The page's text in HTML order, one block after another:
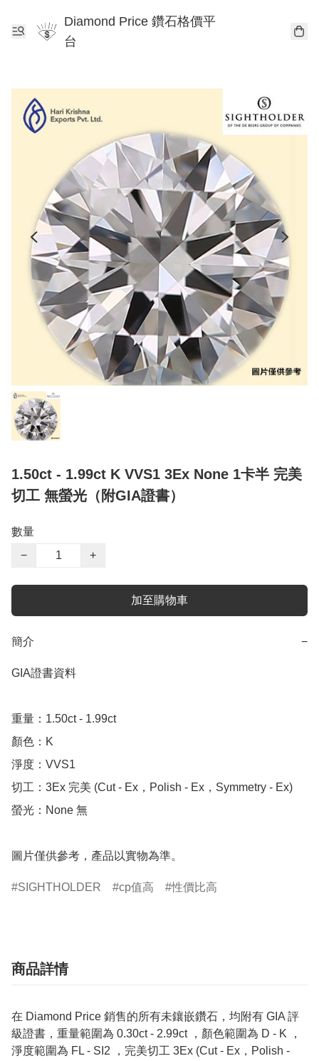
Diamond Price 鑽石格價平
台
1.50ct - 1.99ct K VVS1 3Ex None 1卡半 完美
切工 無螢光（附GIA證書）
數量
−
+
加至購物車
簡介 −
GIA證書資料
重量：1.50ct - 1.99ct
顏色：K
淨度：VVS1
切工：3Ex 完美 (Cut - Ex，Polish - Ex，Symmetry - Ex)
螢光：None 無
圖片僅供參考，產品以實物為準。
SIGHTHOLDER cp值高 性價比高
商品詳情
在 Diamond Price 銷售的所有未鑲嵌鑽石，均附有 GIA 評
級證書，重量範圍為 0.30ct - 2.99ct ，顏色範圍為 D - K ，
淨度範圍為 FL - SI2 ，完美切工 3Ex (Cut - Ex，Polish -